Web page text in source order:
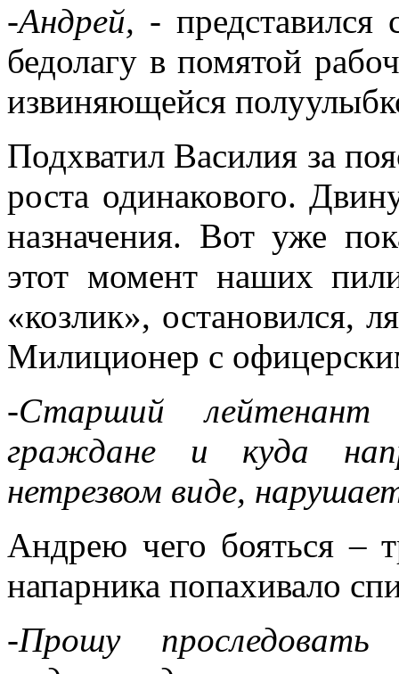
-Андрей, - представился
бедолагу в помятой
извиняющейся
Подхватил Василия за
роста одинакового.
назначения. Вот уже
этот момент наших
«козлик», остановился,
Милиционер с
-Старший
граждане и куда
нетрезвом виде,
Андрею чего бояться –
напарника попахивало
-Прошу